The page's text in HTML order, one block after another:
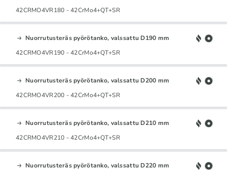
42CRMO4VR180 - 42CrMo4+QT+SR
Nuorrutusteräs pyörötanko, valssattu D190 mm
42CRMO4VR190 - 42CrMo4+QT+SR
Nuorrutusteräs pyörötanko, valssattu D200 mm
42CRMO4VR200 - 42CrMo4+QT+SR
Nuorrutusteräs pyörötanko, valssattu D210 mm
42CRMO4VR210 - 42CrMo4+QT+SR
Nuorrutusteräs pyörötanko, valssattu D220 mm